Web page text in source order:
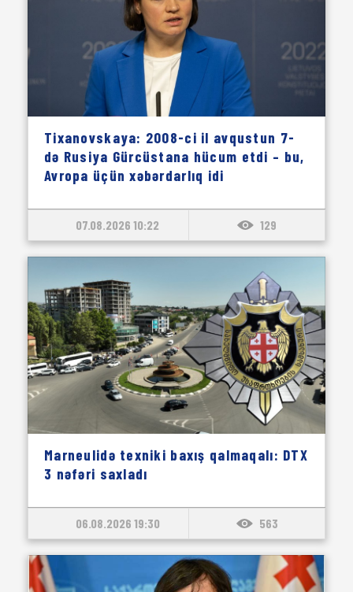
Tixanovskaya: 2008-ci il avqustun 7-
də Rusiya Gürcüstana hücum etdi – bu,
Avropa üçün xəbərdarlıq idi
07.08.2026 10:22 129
Marneulidə texniki baxış qalmaqalı: DTX
3 nəfəri saxladı
06.08.2026 19:30 563